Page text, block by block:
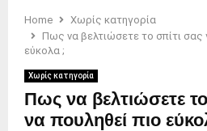
Home
Χωρίς κατηγορία
Πως να βελτιώσετε το σπίτι σας
εύκολα ;
Χωρίς κατηγορία
Πως να βελτιώσετε
να πουληθεί πιο